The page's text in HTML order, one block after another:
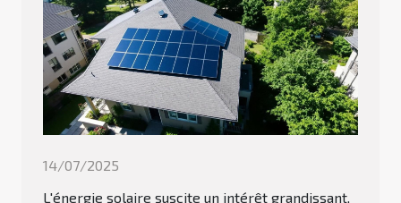
14/07/2025
L'énergie solaire suscite un intérêt grandissant,